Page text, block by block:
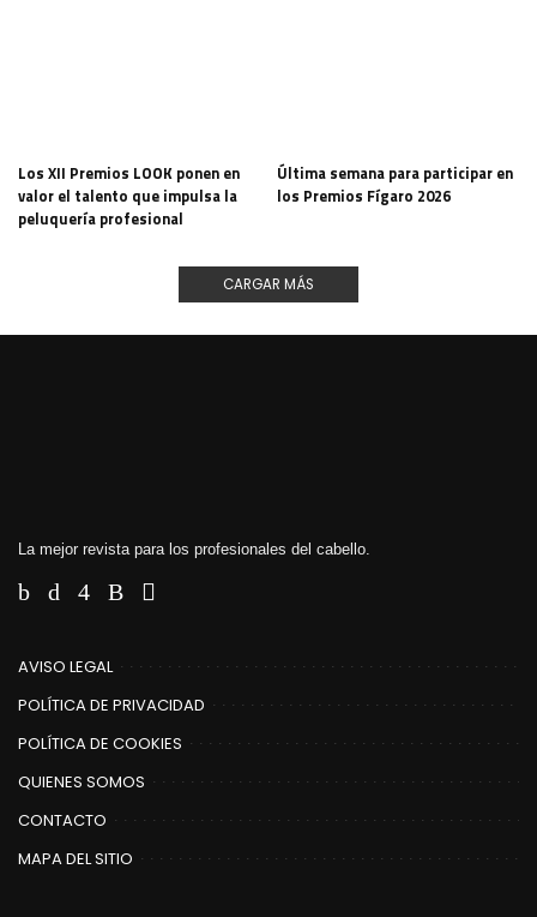
Los XII Premios LOOK ponen en
valor el talento que impulsa la
peluquería profesional
Última semana para participar en
los Premios Fígaro 2026
CARGAR MÁS
La mejor revista para los profesionales del cabello.
AVISO LEGAL
POLÍTICA DE PRIVACIDAD
POLÍTICA DE COOKIES
QUIENES SOMOS
CONTACTO
MAPA DEL SITIO